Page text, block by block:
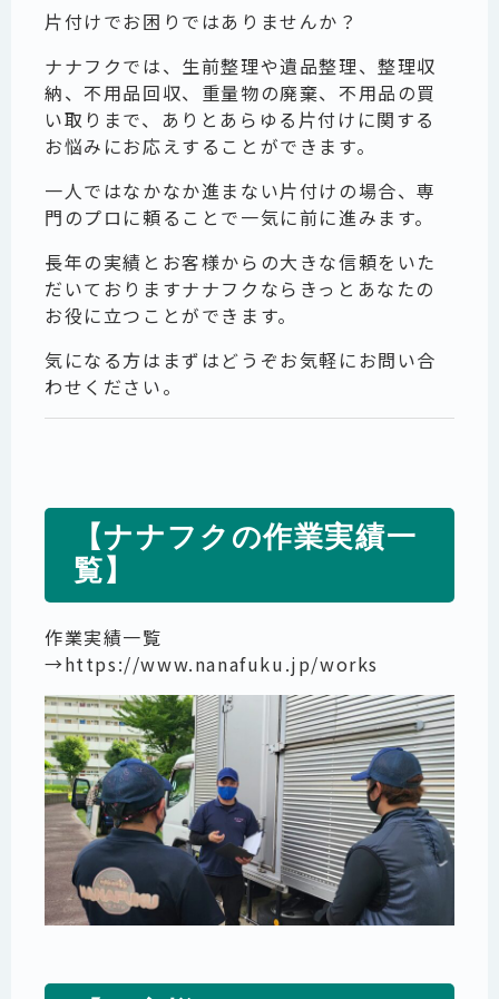
片付けでお困りではありませんか？
ナナフクでは、生前整理や遺品整理、整理収
納、不用品回収、重量物の廃棄、不用品の買
い取りまで、ありとあらゆる片付けに関する
お悩みにお応えすることができます。
一人ではなかなか進まない片付けの場合、専
門のプロに頼ることで一気に前に進みます。
長年の実績とお客様からの大きな信頼をいた
だいておりますナナフクならきっとあなたの
お役に立つことができます。
気になる方はまずはどうぞお気軽にお問い合
わせください。
【ナナフクの作業実績一
覧】
作業実績一覧
→https://www.nanafuku.jp/works